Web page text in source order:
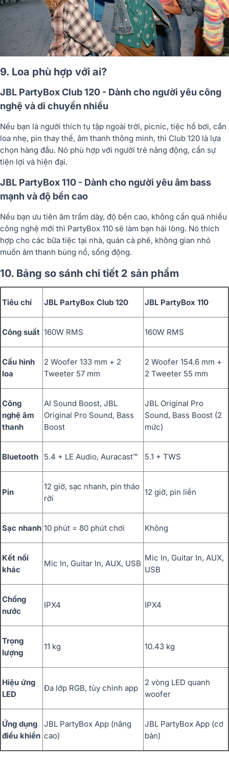
9. Loa phù hợp với ai?
JBL PartyBox Club 120 - Dành cho người yêu công
nghệ và di chuyển nhiều
Nếu bạn là người thích tụ tập ngoài trời, picnic, tiệc hồ bơi, cần
loa nhẹ, pin thay thế, âm thanh thông minh, thì Club 120 là lựa
chọn hàng đầu. Nó phù hợp với người trẻ năng động, cần sự
tiện lợi và hiện đại.
JBL PartyBox 110 - Dành cho người yêu âm bass
mạnh và độ bền cao
Nếu bạn ưu tiên âm trầm dày, độ bền cao, không cần quá nhiều
công nghệ mới thì PartyBox 110 sẽ làm bạn hài lòng. Nó thích
hợp cho các bữa tiệc tại nhà, quán cà phê, không gian nhỏ
muốn âm thanh bùng nổ, sống động.
10. Bảng so sánh chi tiết 2 sản phẩm
Tiêu chí JBL PartyBox Club 120 JBL PartyBox 110
Công suất 160W RMS 160W RMS
Cấu hình
loa
2 Woofer 133 mm + 2
Tweeter 57 mm
2 Woofer 154.6 mm +
2 Tweeter 55 mm
Công
nghệ âm
thanh
AI Sound Boost, JBL
Original Pro Sound, Bass
Boost
JBL Original Pro
Sound, Bass Boost (2
mức)
Bluetooth 5.4 + LE Audio, Auracast™ 5.1 + TWS
Pin
12 giờ, sạc nhanh, pin tháo
rời
12 giờ, pin liền
Sạc nhanh 10 phút = 80 phút chơi Không
Kết nối
khác
Mic In, Guitar In, AUX, USB
Mic In, Guitar In, AUX,
USB
Chống
nước
IPX4 IPX4
Trọng
lượng
11 kg 10.43 kg
Hiệu ứng
LED
Đa lớp RGB, tùy chỉnh app
2 vòng LED quanh
woofer
Ứng dụng
điều khiển
JBL PartyBox App (nâng
cao)
JBL PartyBox App (cơ
bản)